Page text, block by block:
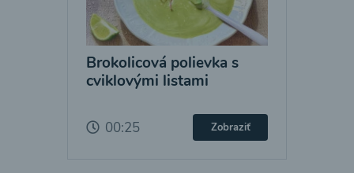
Brokolicová polievka s
cviklovými listami
00:25 Zobraziť